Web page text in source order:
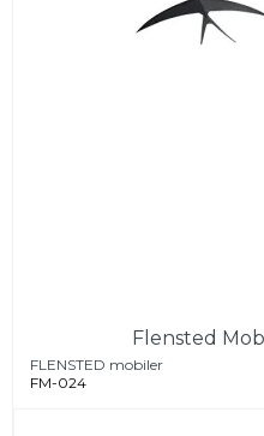
Flensted
FLENSTED mobiler
FM-024